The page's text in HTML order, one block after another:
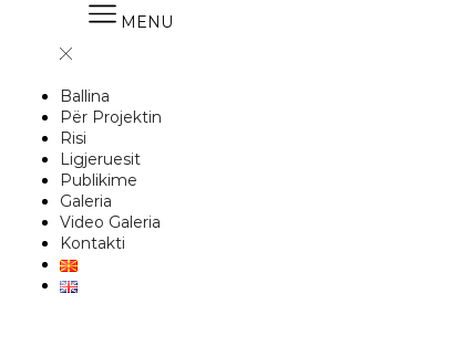
MENU
Ballina
Për Projektin
Risi
Ligjeruesit
Publikime
Galeria
Video Galeria
Kontakti